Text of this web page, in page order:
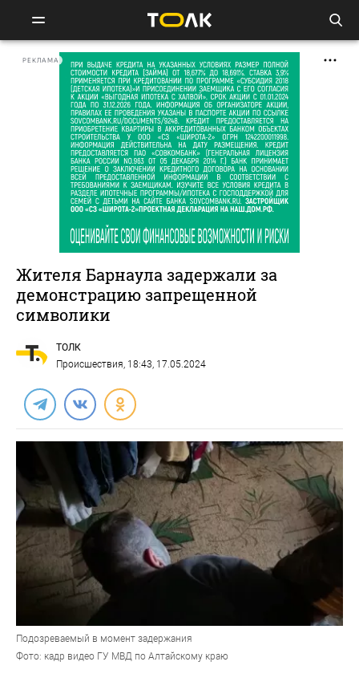
РЕКЛАМА
Жителя Барнаула задержали за
демонстрацию запрещенной
символики
ТОЛК
Происшествия, 18:43, 17.05.2024
Подозреваемый в момент задержания
Фото: кадр видео ГУ МВД по Алтайскому краю